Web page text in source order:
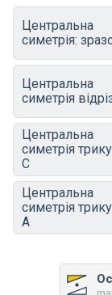
Центральна
симетрія:
Центральна
симетрія
Центральна
симетрія
C
Центральна
симетрія
A